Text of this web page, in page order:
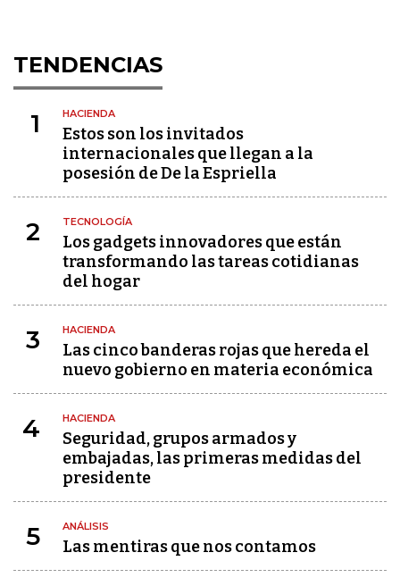
TENDENCIAS
1 HACIENDA
Estos son los invitados
internacionales que llegan a la
posesión de De la Espriella
2 TECNOLOGÍA
Los gadgets innovadores que están
transformando las tareas cotidianas
del hogar
3 HACIENDA
Las cinco banderas rojas que hereda el
nuevo gobierno en materia económica
4 HACIENDA
Seguridad, grupos armados y
embajadas, las primeras medidas del
presidente
5 ANÁLISIS
Las mentiras que nos contamos